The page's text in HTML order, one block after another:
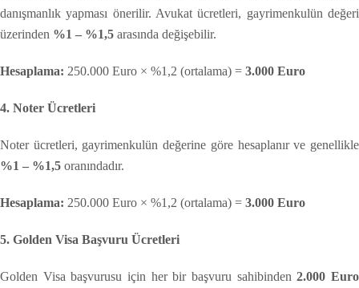
danışmanlık yapması önerilir. Avukat ücretleri, gayrimenkulün değeri
üzerinden %1 – %1,5 arasında değişebilir.
Hesaplama: 250.000 Euro × %1,2 (ortalama) = 3.000 Euro
4. Noter Ücretleri
Noter ücretleri, gayrimenkulün değerine göre hesaplanır ve genellikle
%1 – %1,5 oranındadır.
Hesaplama: 250.000 Euro × %1,2 (ortalama) = 3.000 Euro
5. Golden Visa Başvuru Ücretleri
Golden Visa başvurusu için her bir başvuru sahibinden2.000 Euro